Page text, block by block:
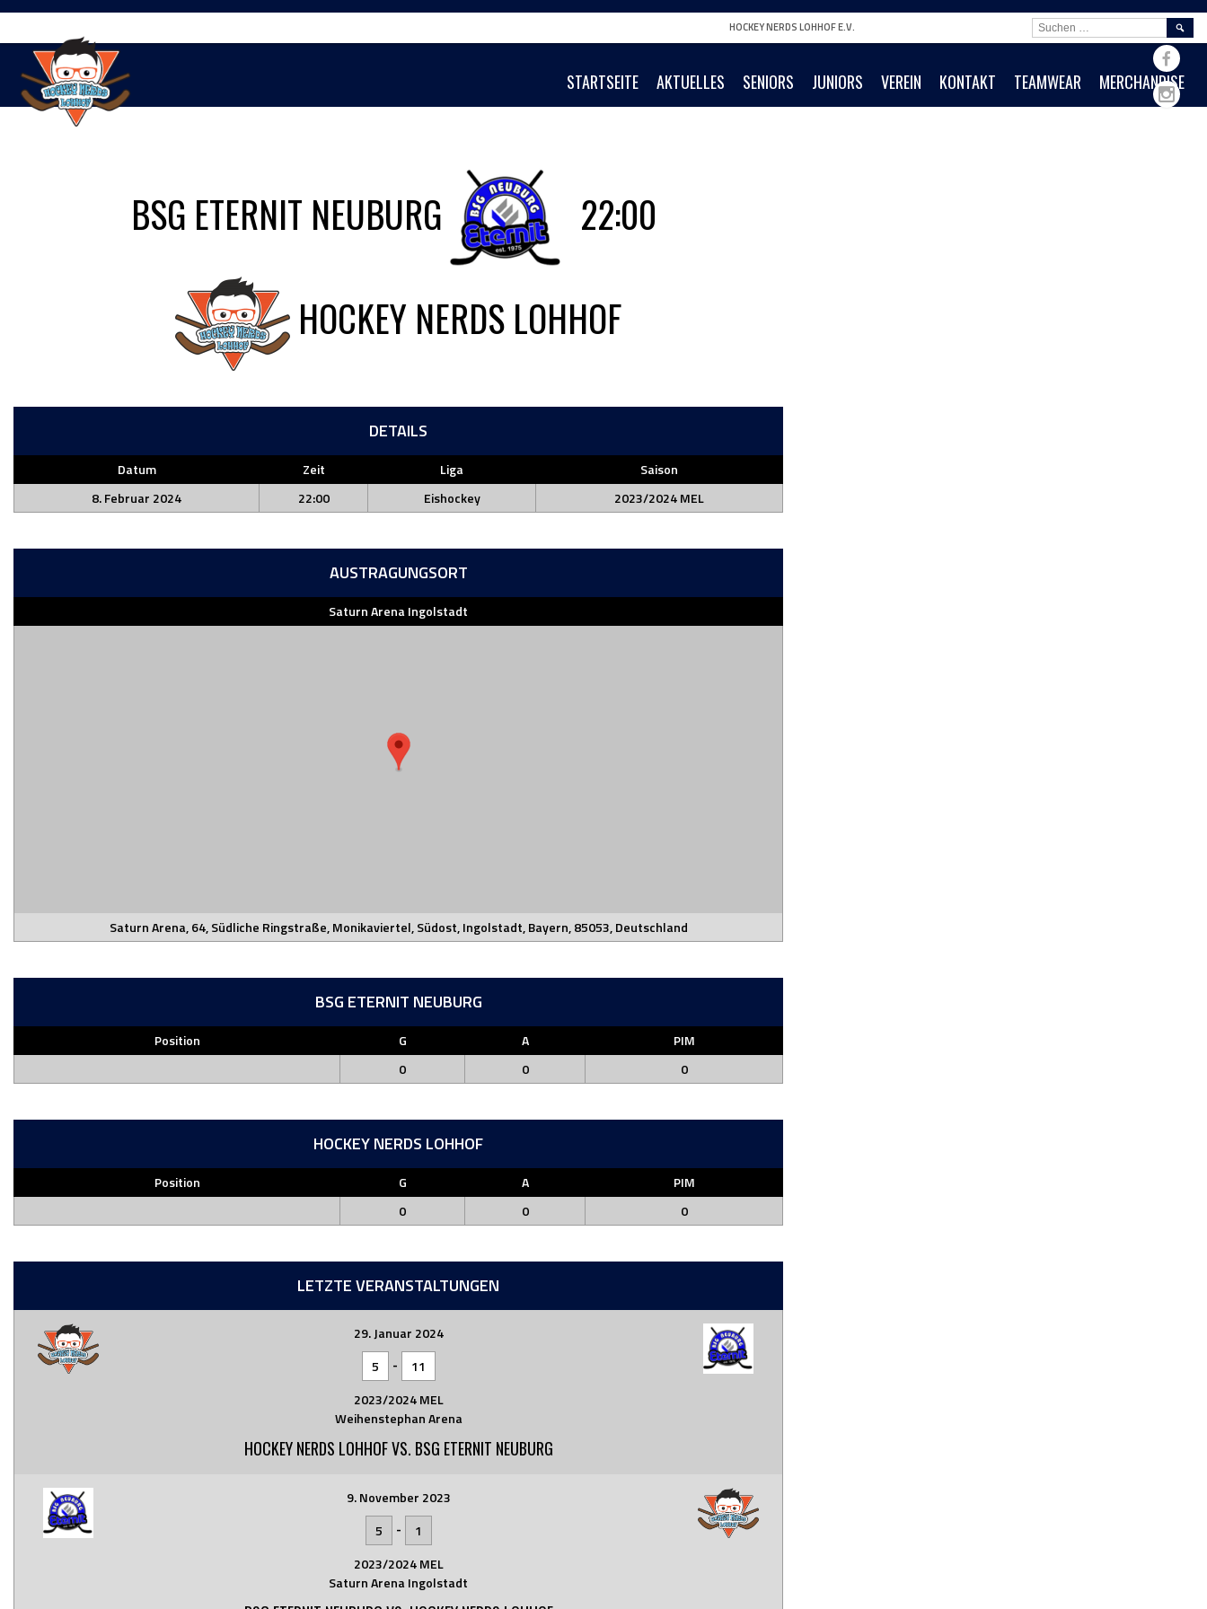
Springe
Inhalt
HOCKEY NERDS LOHHOF E.V.
STARTSEITE AKTUELLES SENIORS JUNIORS VEREIN KONTAKT TEAMWEAR MERCHANDISE
NACH:
BSG ETERNIT NEUBURG
22:00
HOCKEY NERDS LOHHOF
DETAILS
Datum Zeit Liga
Saison
8. Februar 2024
22:00 Eishockey 2023/2024 MEL
AUSTRAGUNGSORT
Saturn Arena Ingolstadt
Saturn Arena, 64, Südliche Ringstraße, Monikaviertel, Südost, Ingolstadt, Bayern, 85053, Deutschland
BSG ETERNIT NEUBURG
Position G A
PIM
0
0 0
HOCKEY NERDS LOHHOF
Position G A
PIM
0
0 0
LETZTE VERANSTALTUNGEN
29. Januar 2024
5
-
11
2023/2024 MEL
Weihenstephan Arena
HOCKEY NERDS LOHHOF VS. BSG ETERNIT NEUBURG
9. November 2023
5
-
1
2023/2024 MEL
Saturn Arena Ingolstadt